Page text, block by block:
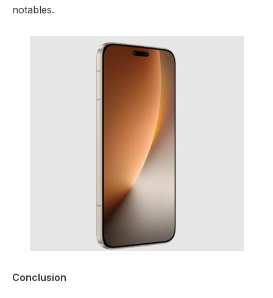
notables.
Conclusion